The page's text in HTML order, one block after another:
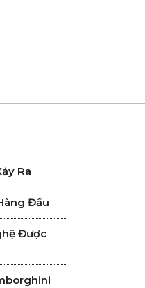
Ra
Đầu
Được